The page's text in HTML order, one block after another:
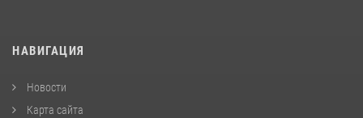
НАВИГАЦИЯ
Новости
Карта сайта